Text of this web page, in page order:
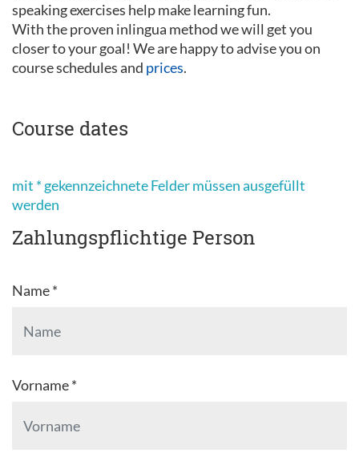
speaking exercises help make learning fun.
With the proven inlingua method we will get you
closer to your goal! We are happy to advise you on
course schedules and prices.
Course dates
mit * gekennzeichnete Felder müssen ausgefüllt
werden
Zahlungspflichtige Person
Name *
Vorname *